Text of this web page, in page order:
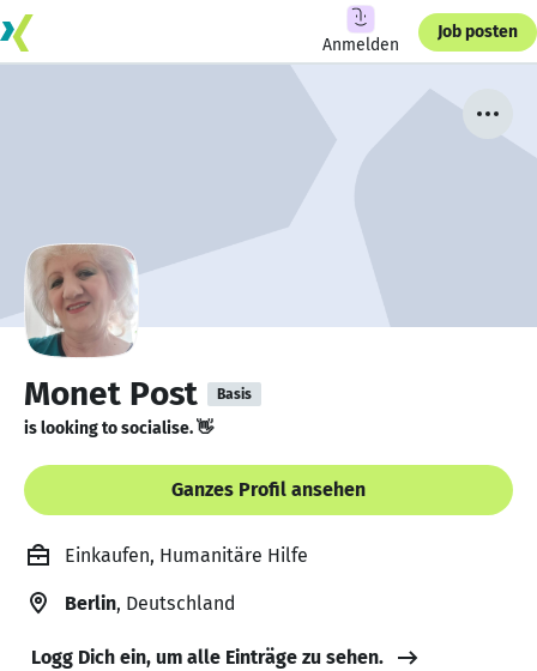
Anmelden
Job posten
Monet Post Basis
is looking to socialise. 👋
Ganzes Profil ansehen
Einkaufen, Humanitäre Hilfe
Berlin, Deutschland
Logg Dich ein, um alle Einträge zu sehen.